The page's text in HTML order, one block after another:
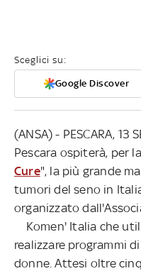
Sceglici su:
Google Discover
(ANSA) - PESCARA,
Pescara ospiterà, per
Cure", la più grande
tumori del seno in
organizzato
Komen' Italia che
realizzare programmi
donne. Attesi oltre